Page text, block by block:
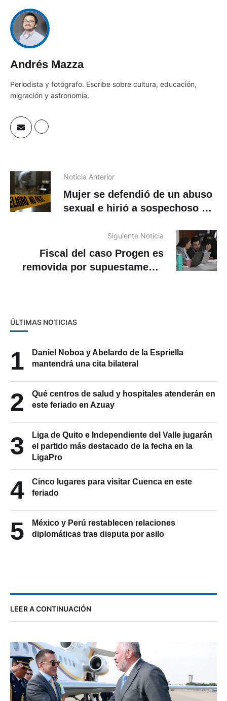
Andrés Mazza
Periodista y fotógrafo. Escribe sobre cultura, educación,
migración y astronomía.
Noticia Anterior
Mujer se defendió de un abuso
sexual e hirió a sospechoso al
Siguiente Noticia
Fiscal del caso Progen es
removida por supuestamente
ÚLTIMAS NOTICIAS
1
Daniel Noboa y Abelardo de la Espriella
mantendrá una cita bilateral
2
Qué centros de salud y hospitales atenderán en
este feriado en Azuay
3
Liga de Quito e Independiente del Valle jugarán
el partido más destacado de la fecha en la
LigaPro
4
Cinco lugares para visitar Cuenca en este
feriado
5
México y Perú restablecen relaciones
diplomáticas tras disputa por asilo
LEER A CONTINUACIÓN